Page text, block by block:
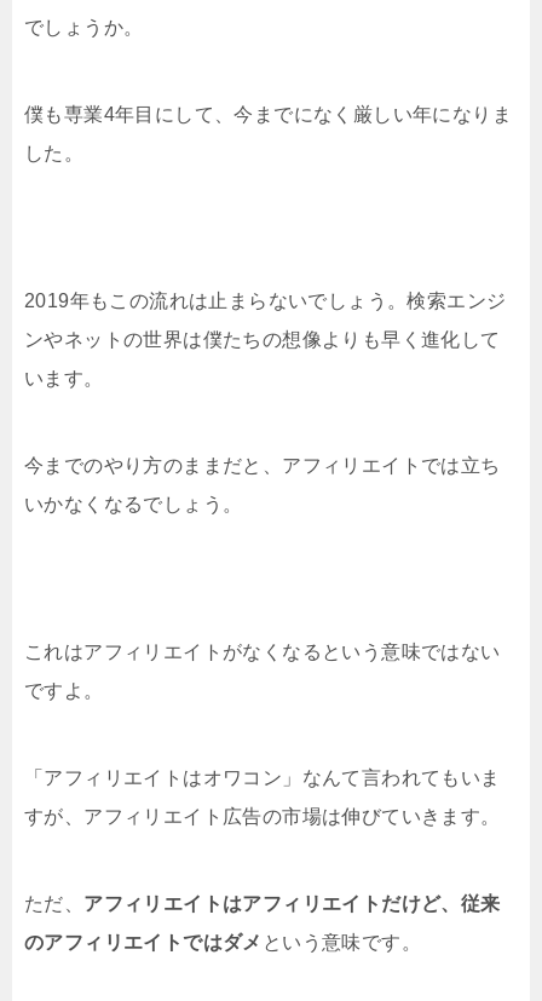
でしょうか。
僕も専業4年目にして、今までになく厳しい年になりま
した。
2019年もこの流れは止まらないでしょう。検索エンジ
ンやネットの世界は僕たちの想像よりも早く進化して
います。
今までのやり方のままだと、アフィリエイトでは立ち
いかなくなるでしょう。
これはアフィリエイトがなくなるという意味ではない
ですよ。
「アフィリエイトはオワコン」なんて言われてもいま
すが、アフィリエイト広告の市場は伸びていきます。
ただ、 アフィリエイトはアフィリエイトだけど、従来
のアフィリエイトではダメ という意味です。